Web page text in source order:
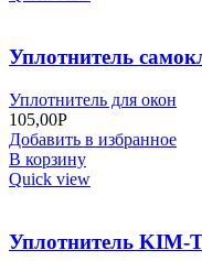
Уплотнитель
Уплотнитель для окон
105,00Р
Добавить в избранное
В корзину
Quick view
Уплотнитель KIM-